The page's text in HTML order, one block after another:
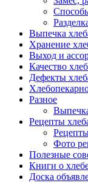
Выпечка
Хранение
Выход и
Качество
Дефекты
Разное
Рецепты
Фото
Полезные
Книги о
Доска